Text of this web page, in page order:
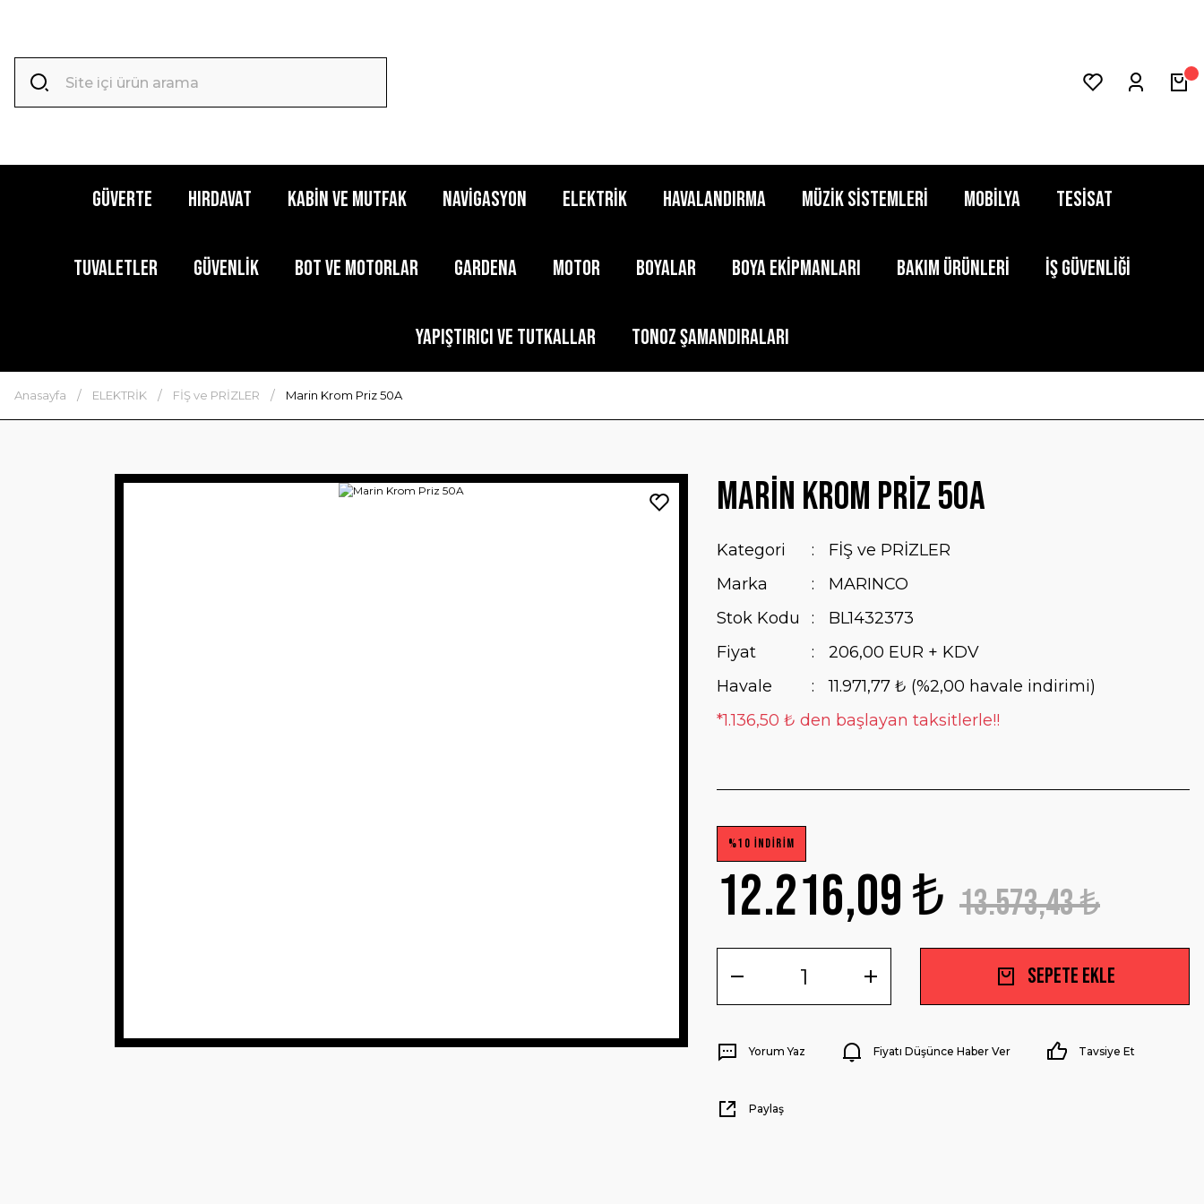
GÜVERTE HIRDAVAT KABİN ve MUTFAK NAVİGASYON ELEKTRİK HAVALANDIRMA MÜZİK SİSTEMLERİ MOBİLYA TESİSAT
TUVALETLER GÜVENLİK BOT ve MOTORLAR GARDENA MOTOR BOYALAR BOYA EKİPMANLARI BAKIM ÜRÜNLERİ İŞ GÜVENLİĞİ
YAPIŞTIRICI ve TUTKALLAR TONOZ ŞAMANDIRALARI
Anasayfa ELEKTRİK FİŞ ve PRİZLER Marin Krom Priz 50A
Marin Krom Priz 50A
Kategori
FİŞ ve PRİZLER
Marka
MARINCO
Stok Kodu
BL1432373
Fiyat
206,00 EUR + KDV
Havale
11.971,77 ₺ (%2,00 havale indirimi)
*1.136,50 ₺ den başlayan taksitlerle!!
%10 İNDİRİM
12.216,09 ₺ 13.573,43 ₺
Sepete Ekle
Yorum Yaz Fiyatı Düşünce Haber Ver Tavsiye Et
Paylaş